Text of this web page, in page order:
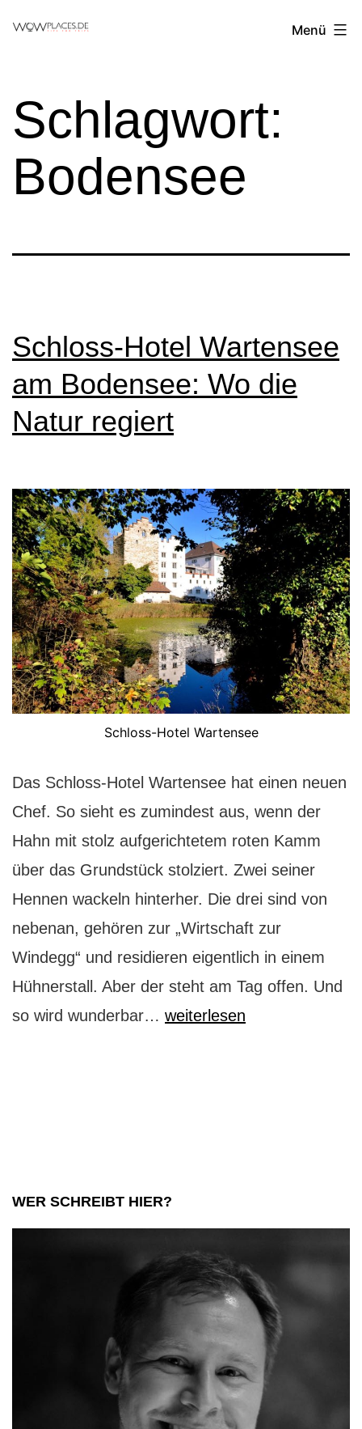
Reiseblog
Menü
Schlagwort:
Bodensee
Schloss-Hotel Wartensee
am Bodensee: Wo die
Natur regiert
Schloss-Hotel Wartensee
Das Schloss-Hotel Wartensee hat einen neuen
Chef. So sieht es zumindest aus, wenn der
Hahn mit stolz aufgerichtetem roten Kamm
über das Grundstück stolziert. Zwei seiner
Hennen wackeln hinterher. Die drei sind von
nebenan, gehören zur „Wirtschaft zur
Windegg“ und residieren eigentlich in einem
Hühnerstall. Aber der steht am Tag offen. Und
so wird wunderbar… Schloss-
regiert
weiterlesen
WER SCHREIBT HIER?